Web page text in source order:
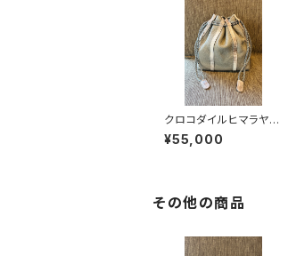
クロコダイルヒマラヤ
巾着バッグ イタリアン
シュリンクレザー
¥55,000
その他の商品